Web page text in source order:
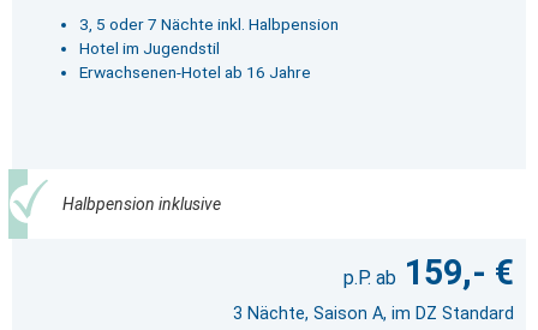
3, 5 oder 7 Nächte inkl. Halbpension
Hotel im Jugendstil
Erwachsenen-Hotel ab 16 Jahre
Halbpension inklusive
159,- €
3 Nächte, Saison A, im DZ Standard